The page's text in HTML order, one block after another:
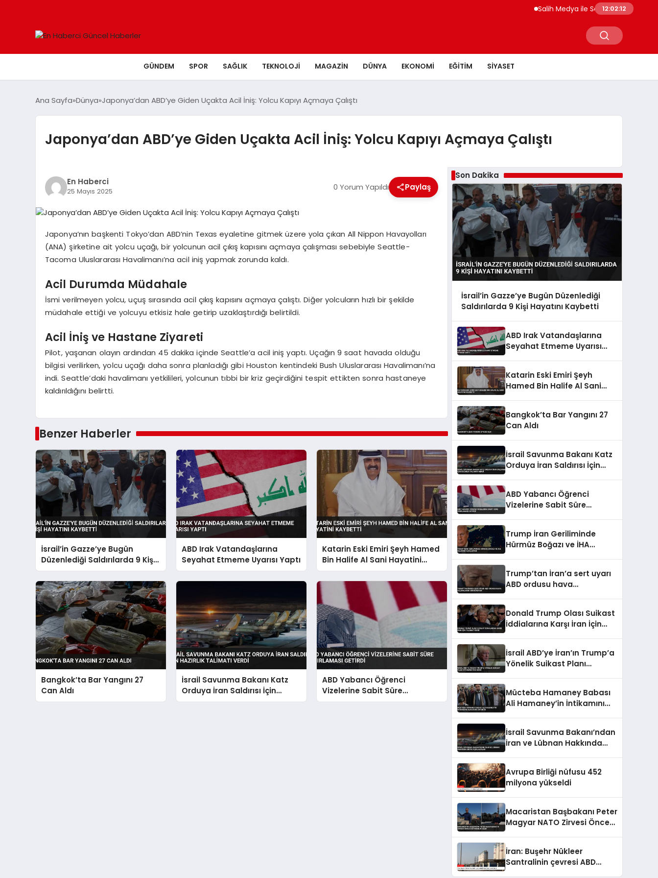
Salih Medya ile Sosyal Medya Profil
12:02:12
GÜNDEM SPOR SAĞLIK TEKNOLOJI MAGAZIN DÜNYA EKONOMI EĞITIM SIYASET
Ana Sayfa Dünya Japonya’dan ABD’ye Giden Uçakta Acil İniş: Yolcu Kapıyı Açmaya Çalıştı
Japonya’dan ABD’ye Giden Uçakta Acil İniş: Yolcu Kapıyı Açmaya Çalıştı
En Haberci
25 Mayıs 2025 0 Yorum Yapıldı Paylaş
Japonya’nın başkenti Tokyo’dan ABD’nin Texas eyaletine gitmek üzere yola çıkan All Nippon Havayolları
(ANA) şirketine ait yolcu uçağı, bir yolcunun acil çıkış kapısını açmaya çalışması sebebiyle Seattle-
Tacoma Uluslararası Havalimanı’na acil iniş yapmak zorunda kaldı.
Acil Durumda Müdahale
İsmi verilmeyen yolcu, uçuş sırasında acil çıkış kapısını açmaya çalıştı. Diğer yolcuların hızlı bir şekilde
müdahale ettiği ve yolcuyu etkisiz hale getirip uzaklaştırdığı belirtildi.
Acil İniş ve Hastane Ziyareti
Pilot, yaşanan olayın ardından 45 dakika içinde Seattle’a acil iniş yaptı. Uçağın 9 saat havada olduğu
bilgisi verilirken, yolcu uçağı daha sonra planladığı gibi Houston kentindeki Bush Uluslararası Havalimanı’na
indi. Seattle’daki havalimanı yetkilileri, yolcunun tıbbi bir kriz geçirdiğini tespit ettikten sonra hastaneye
kaldırıldığını belirtti.
Benzer Haberler
İsrail’in Gazze’ye Bugün
Düzenlediği Saldırılarda 9 Kişi
Hayatını Kaybetti
ABD Irak Vatandaşlarına
Seyahat Etmeme Uyarısı Yaptı
Katarin Eski Emiri Şeyh Hamed
Bin Halife Al Sani Hayatini
Kaybetti
Bangkok’ta Bar Yangını 27
Can Aldı
İsrail Savunma Bakanı Katz
Orduya İran Saldırısı İçin
Hazırlık Talimatı Verdi
ABD Yabancı Öğrenci
Vizelerine Sabit Süre
Sınırlaması Getirdi
Son Dakika
İsrail’in Gazze’ye Bugün Düzenlediği
Saldırılarda 9 Kişi Hayatını Kaybetti
ABD Irak Vatandaşlarına
Seyahat Etmeme Uyarısı
Katarin Eski Emiri Şeyh
Hamed Bin Halife Al Sani
Bangkok’ta Bar Yangını 27
Can Aldı
İsrail Savunma Bakanı Katz
Orduya İran Saldırısı İçin
ABD Yabancı Öğrenci
Vizelerine Sabit Süre
Trump İran Geriliminde
Hürmüz Boğazı ve İHA
Trump’tan İran’a sert uyarı
ABD ordusu hava
Donald Trump Olası Suikast
İddialarına Karşı İran İçin
İsrail ABD’ye İran’ın Trump’a
Yönelik Suikast Planı
Mücteba Hamaney Babası
Ali Hamaney’in İntikamını
İsrail Savunma Bakanı’ndan
İran ve Lübnan Hakkında
Avrupa Birliği nüfusu 452
milyona yükseldi
Macaristan Başbakanı Peter
Magyar NATO Zirvesi Öncesi
İran: Buşehr Nükleer
Santralinin çevresi ABD